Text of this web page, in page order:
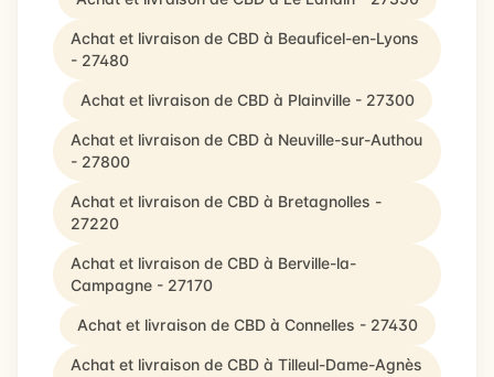
Achat et livraison de CBD à Beauficel-en-Lyons
- 27480
Achat et livraison de CBD à Plainville - 27300
Achat et livraison de CBD à Neuville-sur-Authou
- 27800
Achat et livraison de CBD à Bretagnolles -
27220
Achat et livraison de CBD à Berville-la-
Campagne - 27170
Achat et livraison de CBD à Connelles - 27430
Achat et livraison de CBD à Tilleul-Dame-Agnès